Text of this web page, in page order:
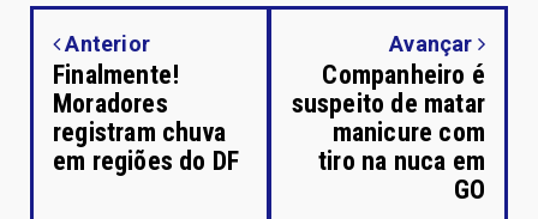
Anterior
Finalmente!
Moradores
registram chuva
em regiões do DF
Avançar
Companheiro é
suspeito de matar
manicure com
tiro na nuca em
GO